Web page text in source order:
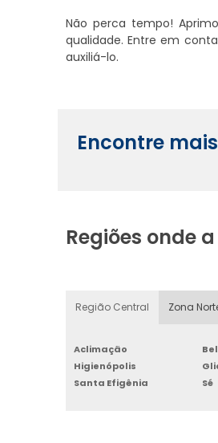
Não perca tempo!
qualidade. Entre em
auxiliá-lo.
Encontre
Regiões onde
Região Central Zona
Aclimação
Higienópolis
Santa Efigênia
Sé